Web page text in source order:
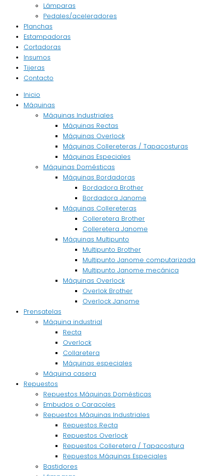
Lámparas
Pedales/aceleradores
Planchas
Estampadoras
Cortadoras
Insumos
Tijeras
Contacto
Inicio
Máquinas
Máquinas Industriales
Máquinas Rectas
Máquinas Overlock
Máquinas Collereteras / Tapacosturas
Máquinas Especiales
Máquinas Domésticas
Máquinas Bordadoras
Bordadora Brother
Bordadora Janome
Máquinas Collereteras
Colleretera Brother
Colleretera Janome
Máquinas Multipunto
Multipunto Brother
Multipunto Janome computarizada
Multipunto Janome mecánica
Máquinas Overlock
Overlok Brother
Overlock Janome
Prensatelas
Máquina industrial
Recta
Overlock
Collaretera
Máquinas especiales
Máquina casera
Repuestos
Repuestos Máquinas Domésticas
Embudos o Caracoles
Repuestos Máquinas Industriales
Repuestos Recta
Repuestos Overlock
Repuestos Colleretera / Tapacostura
Repuestos Máquinas Especiales
Bastidores